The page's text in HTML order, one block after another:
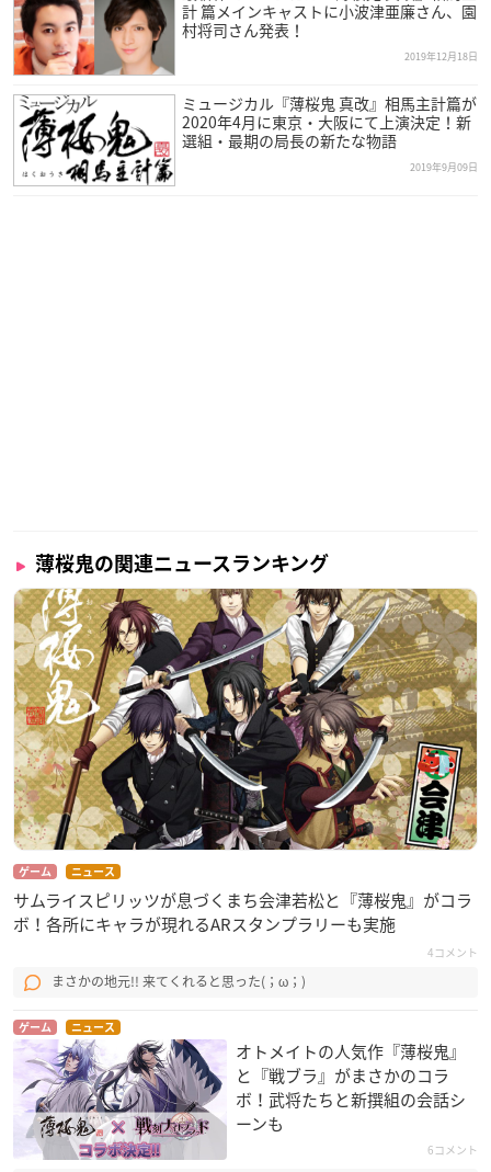
計 篇メインキャストに小波津亜廉さん、園
村将司さん発表！
2019年12月18日
ミュージカル『薄桜鬼 真改』相馬主計篇が
2020年4月に東京・大阪にて上演決定！新
選組・最期の局長の新たな物語
2019年9月09日
薄桜鬼の関連ニュースランキング
ゲーム ニュース
サムライスピリッツが息づくまち会津若松と『薄桜鬼』がコラ
ボ！各所にキャラが現れるARスタンプラリーも実施
4コメント
まさかの地元!! 来てくれると思った(；ω；)
ゲーム ニュース
オトメイトの人気作『薄桜鬼』
と『戦ブラ』がまさかのコラ
ボ！武将たちと新撰組の会話シ
ーンも
6コメント